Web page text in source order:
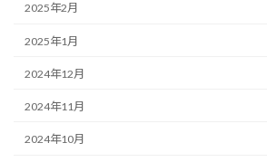
2025年2月
2025年1月
2024年12月
2024年11月
2024年10月